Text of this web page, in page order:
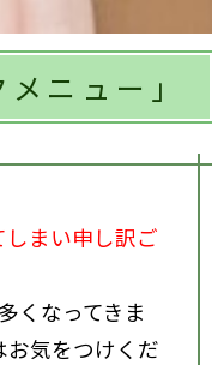
ニュー」
まい申し訳ご
くなってきま
お気をつけくだ